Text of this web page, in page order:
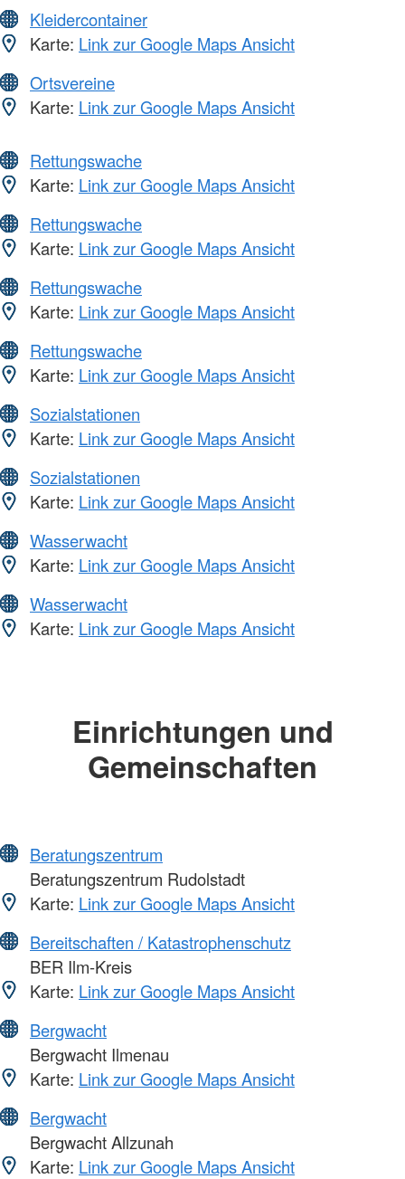
Kleidercontainer
Karte: Link zur Google Maps Ansicht
Ortsvereine
Karte: Link zur Google Maps Ansicht
Rettungswache
Karte: Link zur Google Maps Ansicht
Rettungswache
Karte: Link zur Google Maps Ansicht
Rettungswache
Karte: Link zur Google Maps Ansicht
Rettungswache
Karte: Link zur Google Maps Ansicht
Sozialstationen
Karte: Link zur Google Maps Ansicht
Sozialstationen
Karte: Link zur Google Maps Ansicht
Wasserwacht
Karte: Link zur Google Maps Ansicht
Wasserwacht
Karte: Link zur Google Maps Ansicht
Einrichtungen und
Gemeinschaften
Beratungszentrum
Beratungszentrum Rudolstadt
Karte: Link zur Google Maps Ansicht
Bereitschaften / Katastrophenschutz
BER Ilm-Kreis
Karte: Link zur Google Maps Ansicht
Bergwacht
Bergwacht Ilmenau
Karte: Link zur Google Maps Ansicht
Bergwacht
Bergwacht Allzunah
Karte: Link zur Google Maps Ansicht